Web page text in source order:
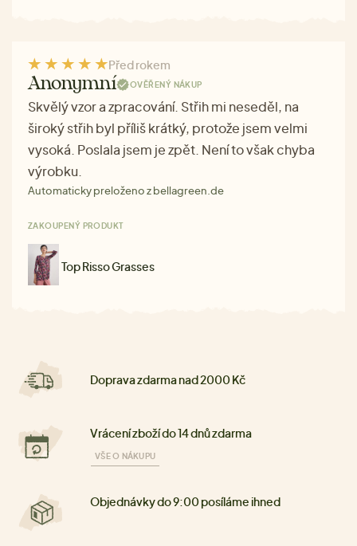
Před rokem
Anonymní OVĚŘENÝ NÁKUP
Skvělý vzor a zpracování. Střih mi neseděl, na
široký střih byl příliš krátký, protože jsem velmi
vysoká. Poslala jsem je zpět. Není to však chyba
výrobku.
Automaticky preloženo z bellagreen.de
ZAKOUPENÝ PRODUKT
Top Risso Grasses
Doprava zdarma nad 2000 Kč
Vrácení zboží do 14 dnů zdarma
VŠE O NÁKUPU
Objednávky do 9:00 posíláme ihned